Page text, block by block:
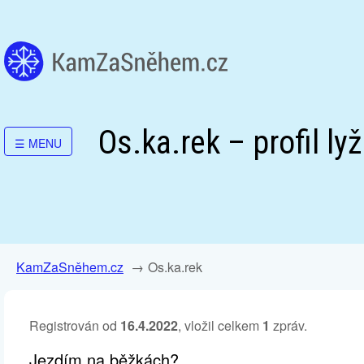
☰ MENU Os.ka.rek – profil
KamZaSněhem.cz Os.ka.rek
Registrován od 16.4.2022, vložil celkem 1 zpráv.